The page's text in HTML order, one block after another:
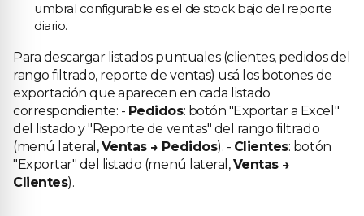
umbral configurable es el de stock bajo del reporte
diario.
Para descargar listados puntuales (clientes, pedidos del
rango filtrado, reporte de ventas) usá los botones de
exportación que aparecen en cada listado
correspondiente: - Pedidos: botón "Exportar a Excel"
del listado y "Reporte de ventas" del rango filtrado
(menú lateral,Ventas → Pedidos). - Clientes: botón
"Exportar" del listado (menú lateral,Ventas →
Clientes).